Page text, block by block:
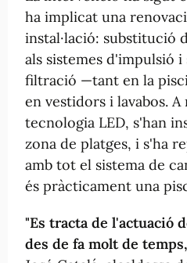
ha implicat una
instal·lació: substitució
als sistemes d'impulsió
filtració —tant en la
en vestidors i lavabos.
tecnologia LED, s'han
zona de platges, i s'ha
amb tot el sistema de
és pràcticament una
"Es tracta de l'actuació
des de fa molt de